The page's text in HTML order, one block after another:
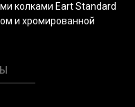
колками Eart Standard
и хромированной